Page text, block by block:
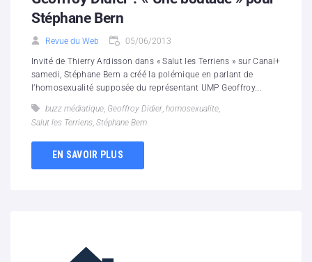
Stéphane Bern
Revue du Web 05/06/2013
Invité de Thierry Ardisson dans « Salut les Terriens » sur Canal+
samedi, Stéphane Bern a créé la polémique en parlant de
l’homosexualité supposée du représentant UMP Geoffroy...
buzz médiatique, Geoffroy Didier, homosexualite,
Salut les Terriens, Stéphane Bern
EN SAVOIR PLUS